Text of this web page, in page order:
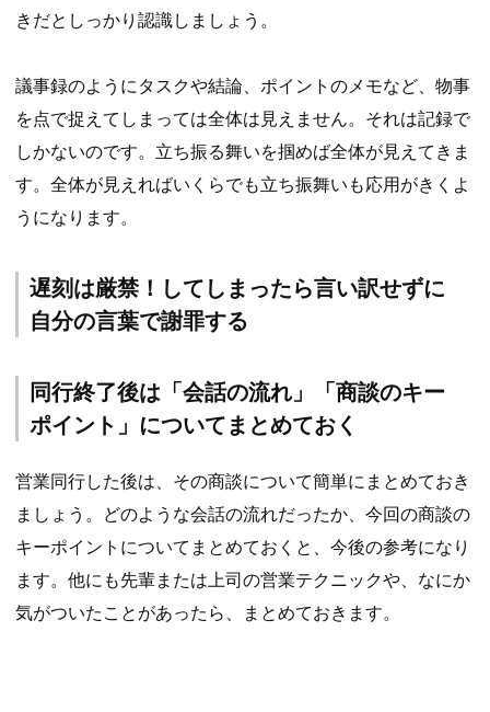
きだとしっかり認識しましょう。
議事録のようにタスクや結論、ポイントのメモなど、物事
を点で捉えてしまっては全体は見えません。それは記録で
しかないのです。立ち振る舞いを掴めば全体が見えてきま
す。全体が見えればいくらでも立ち振舞いも応用がきくよ
うになります。
遅刻は厳禁！してしまったら言い訳せずに
自分の言葉で謝罪する
同行終了後は「会話の流れ」「商談のキー
ポイント」についてまとめておく
営業同行した後は、その商談について簡単にまとめておき
ましょう。どのような会話の流れだったか、今回の商談の
キーポイントについてまとめておくと、今後の参考になり
ます。他にも先輩または上司の営業テクニックや、なにか
気がついたことがあったら、まとめておきます。